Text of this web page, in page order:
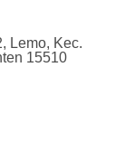
Lemo, Kec.
15510